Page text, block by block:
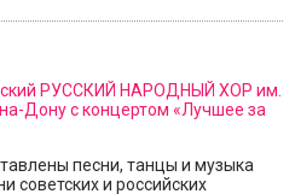
РУССКИЙ НАРОДНЫЙ ХОР им.
Дону с концертом «Лучшее за
песни, танцы и музыка
советских и российских